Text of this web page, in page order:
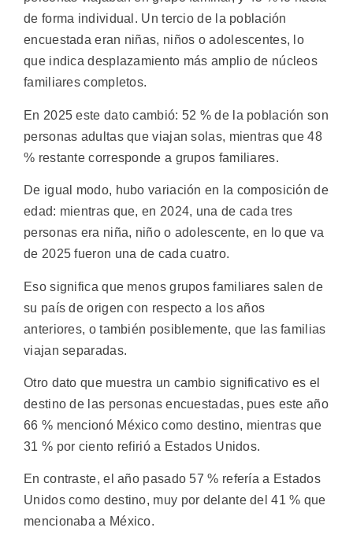
de forma individual. Un tercio de la población
encuestada eran niñas, niños o adolescentes, lo
que indica desplazamiento más amplio de núcleos
familiares completos.
En 2025 este dato cambió: 52 % de la población son
personas adultas que viajan solas, mientras que 48
% restante corresponde a grupos familiares.
De igual modo, hubo variación en la composición de
edad: mientras que, en 2024, una de cada tres
personas era niña, niño o adolescente, en lo que va
de 2025 fueron una de cada cuatro.
Eso significa que menos grupos familiares salen de
su país de origen con respecto a los años
anteriores, o también posiblemente, que las familias
viajan separadas.
Otro dato que muestra un cambio significativo es el
destino de las personas encuestadas, pues este año
66 % mencionó México como destino, mientras que
31 % por ciento refirió a Estados Unidos.
En contraste, el año pasado 57 % refería a Estados
Unidos como destino, muy por delante del 41 % que
mencionaba a México.